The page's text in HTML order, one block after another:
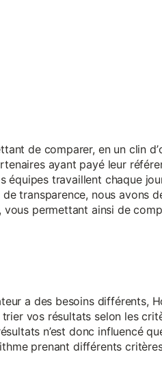
de comparer, en un clin
ayant payé leur
équipes travaillent chaque
transparence, nous avons
vous permettant ainsi de
a des besoins différents,
vos résultats selon les
n’est donc influencé
prenant différents